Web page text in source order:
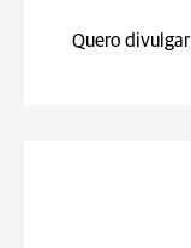
Quero divulgar